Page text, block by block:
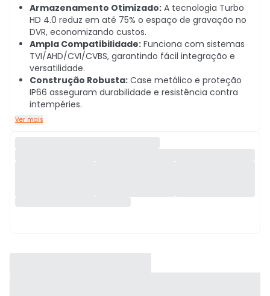
Armazenamento Otimizado: A tecnologia Turbo
HD 4.0 reduz em até 75% o espaço de gravação no
DVR, economizando custos.
Ampla Compatibilidade: Funciona com sistemas
TVI/AHD/CVI/CVBS, garantindo fácil integração e
versatilidade.
Construção Robusta: Case metálico e proteção
IP66 asseguram durabilidade e resistência contra
intempéries.
Ver mais